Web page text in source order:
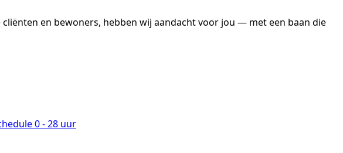
en bewoners, hebben wij aandacht voor jou — met een baan die
0 - 28 uur